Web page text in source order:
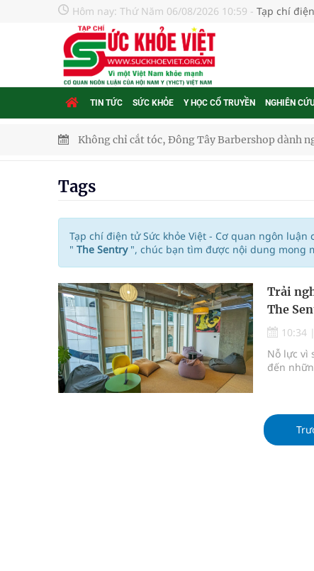
Hôm nay: Thứ Năm 06/08/2026 10:59 - Tạp chí
TIN TỨC SỨC KHỎE Y HỌC CỔ TRUYỀN NGHIÊN
Không chỉ cắt tóc, Đông Tây Barbershop dành
Ung thư thận: Nguy hiểm vì tiến triển quá âm
Nhiều chuỗi hoạt động lớn được diễn ra tại Lễ
Tiếp tục rà soát, triển khai các nhiệm vụ trong
Lâm Đồng: Quyết tâm đưa sân bay Liên Khương
Pháp luật – Sức khỏe – Doanh nghiệp: Tìm
mại
Ngày hoạt động đầu tiên, Bệnh viện Phụ sản
Tags
Tạp chí điện tử Sức khỏe Việt - Cơ quan ngôn luận
" The Sentry ", chúc bạn tìm được nội dung mong
Trải
The
10:34 |
Nỗ lực vì
đến